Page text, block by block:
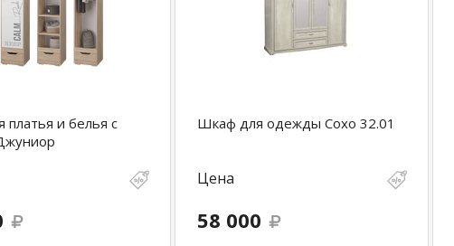
и белья с
Шкаф для одежды Сохо 32.01
Цена
58 000